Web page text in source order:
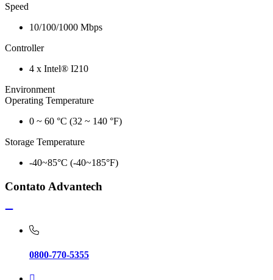
Speed
10/100/1000 Mbps
Controller
4 x Intel® I210
Environment
Operating Temperature
0 ~ 60 °C (32 ~ 140 °F)
Storage Temperature
-40~85°C (-40~185°F)
Contato Advantech
0800-770-5355